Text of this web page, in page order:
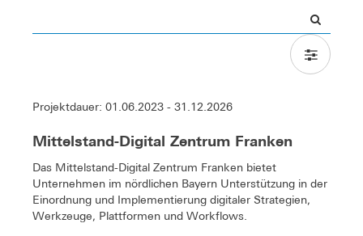
Projektdauer: 01.06.2023 - 31.12.2026
Mittelstand-Digital Zentrum Franken
Das Mittelstand-Digital Zentrum Franken bietet
Unternehmen im nördlichen Bayern Unterstützung in der
Einordnung und Implementierung digitaler Strategien,
Werkzeuge, Plattformen und Workflows.